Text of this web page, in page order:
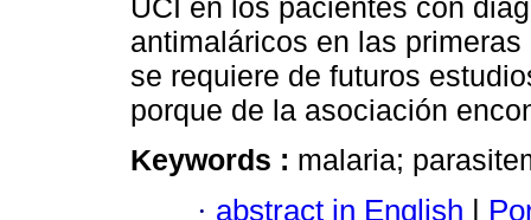
UCI en los pacientes con
antimaláricos en las
se requiere de futuros
porque de la asociación
Keywords : malaria;
· abstract in English |